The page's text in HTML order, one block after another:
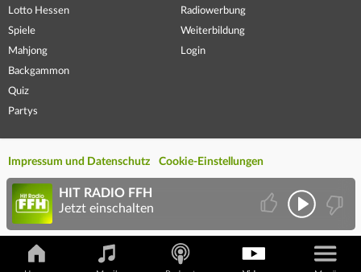
Lotto Hessen
Spiele
Mahjong
Backgammon
Quiz
Partys
Radiowerbung
Weiterbildung
Login
Impressum und Datenschutz Cookie-Einstellungen
HIT RADIO FFH
Jetzt einschalten